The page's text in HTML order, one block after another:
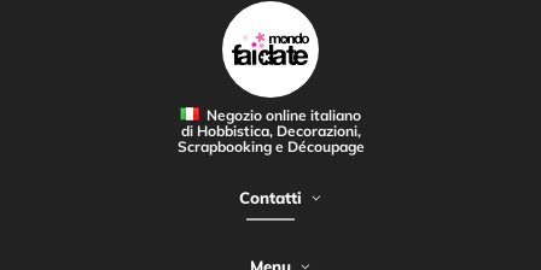
Negozio online italiano
di Hobbistica, Decorazioni,
Scrapbooking e Découpage
Contatti